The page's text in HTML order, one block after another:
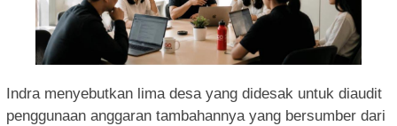
Indra menyebutkan lima desa yang didesak untuk diaudit
penggunaan anggaran tambahannya yang bersumber dari